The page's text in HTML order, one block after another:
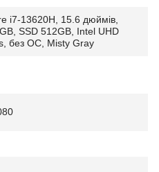
i7-13620H, 15.6 дюймів,
SSD 512GB, Intel UHD
без ОС, Misty Gray